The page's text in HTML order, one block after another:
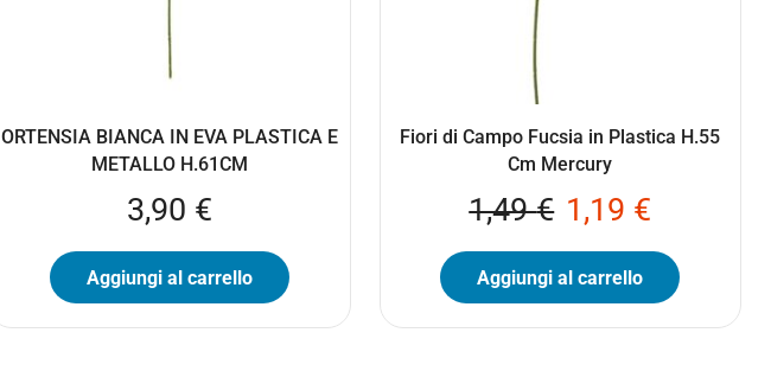
ORTENSIA BIANCA IN EVA PLASTICA E
METALLO H.61CM
3,90 €
Aggiungi al carrello
Fiori di Campo Fucsia in Plastica H.55
Cm Mercury
1,49€ 1,19 €
Aggiungi al carrello